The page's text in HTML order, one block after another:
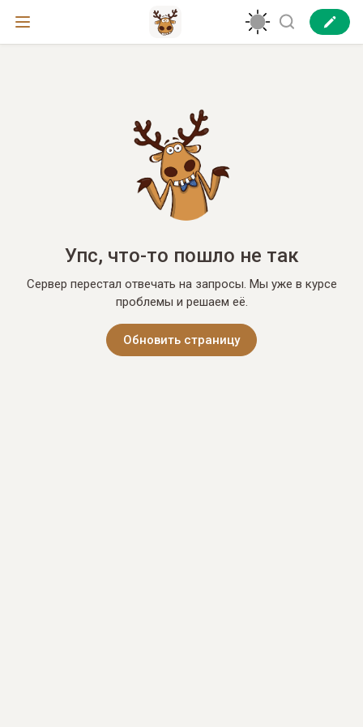
Упс, что-то пошло не так
Сервер перестал отвечать на запросы. Мы уже в курсе
проблемы и решаем её.
Обновить страницу